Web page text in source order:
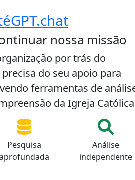
Notícias
O primeiro dia de
de um pontificado
O sol mal havia nascido
feira, 9 de maio de
ruelas de
Fiéis e turistas se
Leão XIV havia se
marca o verdadeiro
Pedro, primeiro papa
Ler mais
nossa missão
por trás do
do seu apoio para
ferramentas de
da Igreja
Pesquisa
aprofundada
Análise
independente